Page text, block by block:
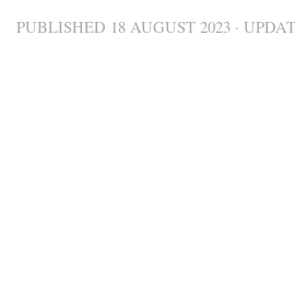
PUBLISHED 18 AUGUST 2023 ·